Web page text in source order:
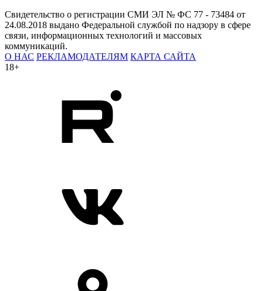
Свидетельство о регистрации СМИ ЭЛ № ФС 77 - 73484 от
24.08.2018 выдано Федеральной службой по надзору в сфере
связи, информационных технологий и массовых
коммуникаций.
О НАС РЕКЛАМОДАТЕЛЯМ КАРТА САЙТА
18+